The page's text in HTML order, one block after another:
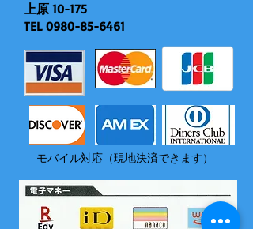
上原 10-175
TEL 0980-85-6461
モバイル対応（現地決済できます）